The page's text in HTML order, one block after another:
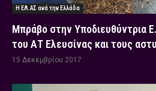
Η ΕΛ.ΑΣ ανά την Ελλάδα
Μπράβο στην Υποδιευθύντρια
του ΑΤ Ελευσίνας και τους
15 Δεκεμβρίου 2017